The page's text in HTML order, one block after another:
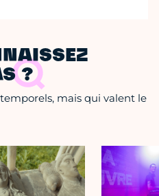
?
mais qui valent le